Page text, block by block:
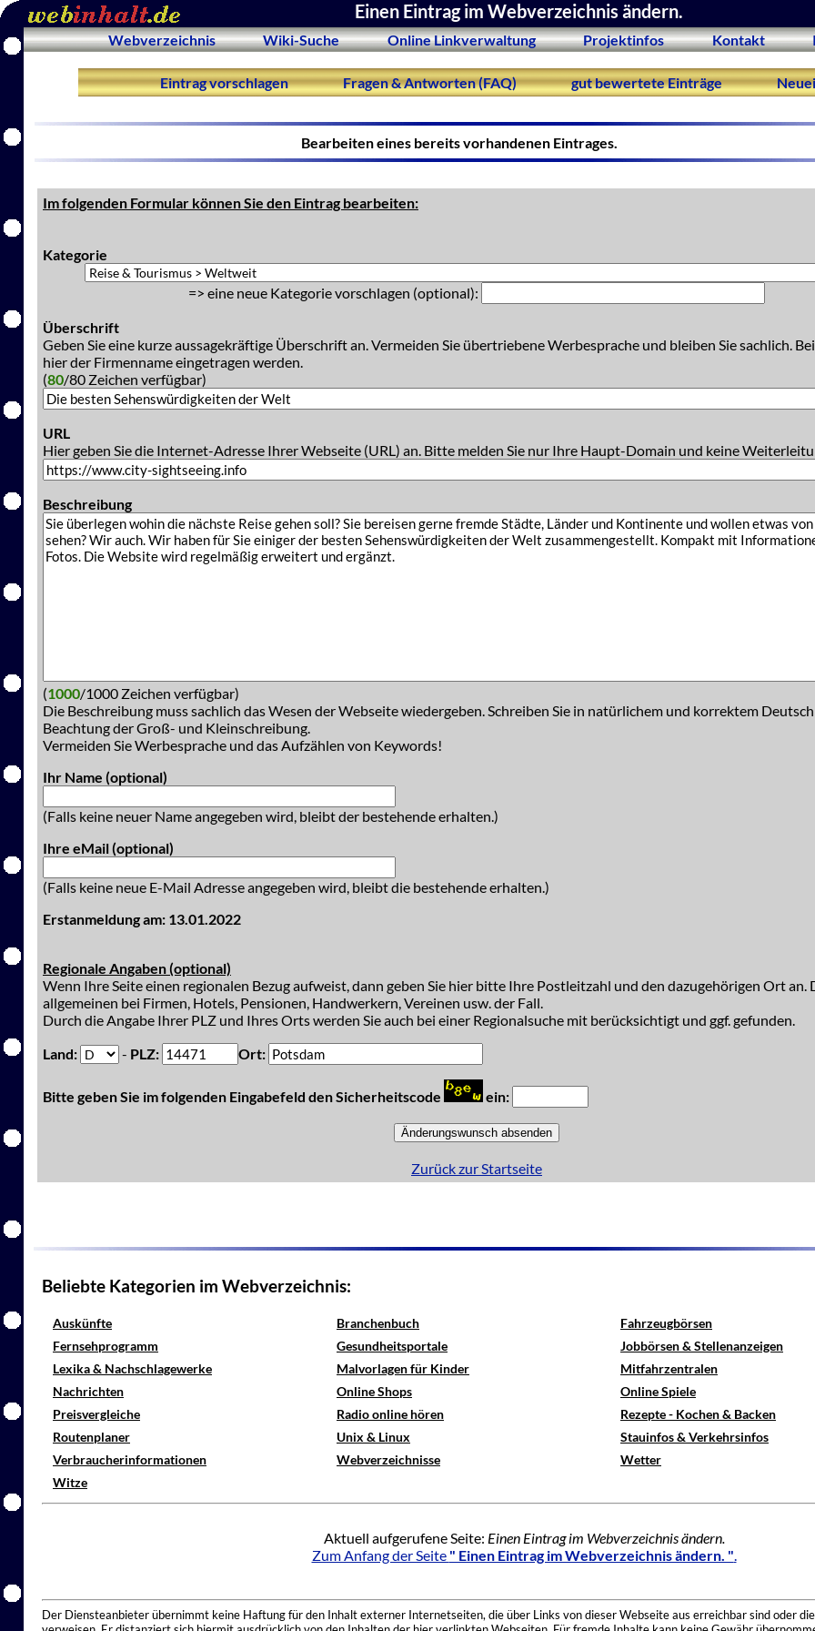
Einen Eintrag im Webverzeichnis ändern.
Webverzeichnis Wiki-Suche Online Linkverwaltung Projektinfos Kontakt
Eintrag vorschlagen Fragen & Antworten (FAQ) gut bewertete Einträge
Bearbeiten eines bereits vorhandenen Eintrages.
Im folgenden Formular können Sie den Eintrag bearbeiten:
Kategorie
=> eine neue Kategorie vorschlagen (optional):
Überschrift
Geben Sie eine kurze aussagekräftige Überschrift an. Vermeiden Sie übertriebene Werbesprache und bleiben Sie sachlich.
hier der Firmenname eingetragen werden.
(80/80 Zeichen verfügbar)
URL
Hier geben Sie die Internet-Adresse Ihrer Webseite (URL) an. Bitte melden Sie nur Ihre Haupt-Domain und keine
Beschreibung
(1000/1000 Zeichen verfügbar)
Die Beschreibung muss sachlich das Wesen der Webseite wiedergeben. Schreiben Sie in natürlichem und korrektem
Beachtung der Groß- und Kleinschreibung.
Vermeiden Sie Werbesprache und das Aufzählen von Keywords!
Ihr Name (optional)
(Falls keine neuer Name angegeben wird, bleibt der bestehende erhalten.)
Ihre eMail (optional)
(Falls keine neue E-Mail Adresse angegeben wird, bleibt die bestehende erhalten.)
Erstanmeldung am: 13.01.2022
Regionale Angaben (optional)
Wenn Ihre Seite einen regionalen Bezug aufweist, dann geben Sie hier bitte Ihre Postleitzahl und den dazugehörigen Ort an.
allgemeinen bei Firmen, Hotels, Pensionen, Handwerkern, Vereinen usw. der Fall.
Durch die Angabe Ihrer PLZ und Ihres Orts werden Sie auch bei einer Regionalsuche mit berücksichtigt und ggf. gefunden.
Land:
- PLZ: Ort:
Bitte geben Sie im folgenden Eingabefeld den Sicherheitscode ein:
Zurück zur Startseite
Beliebte Kategorien im Webverzeichnis:
Auskünfte Branchenbuch
Fahrzeugbörsen
Fernsehprogramm
Gesundheitsportale
Jobbörsen & Stellenanzeigen
Lexika & Nachschlagewerke
Malvorlagen für Kinder
Mitfahrzentralen
Nachrichten
Online Shops
Online Spiele
Preisvergleiche
Radio online hören
Rezepte - Kochen & Backen
Routenplaner
Unix & Linux
Stauinfos & Verkehrsinfos
Verbraucherinformationen
Webverzeichnisse
Wetter
Witze
Aktuell aufgerufene Seite: Einen Eintrag im Webverzeichnis ändern.
Zum Anfang der Seite " Einen Eintrag im Webverzeichnis ändern. ".
Der Diensteanbieter übernimmt keine Haftung für den Inhalt externer Internetseiten, die über Links von dieser Webseite aus erreichbar sind oder